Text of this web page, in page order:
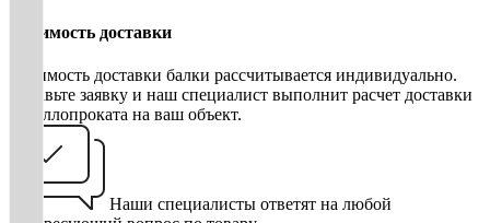
Стоимость доставки
Стоимость доставки балки рассчитывается индивидуально.
Оставьте заявку и наш специалист выполнит расчет доставки
металлопроката на ваш объект.
Наши специалисты ответят на любой